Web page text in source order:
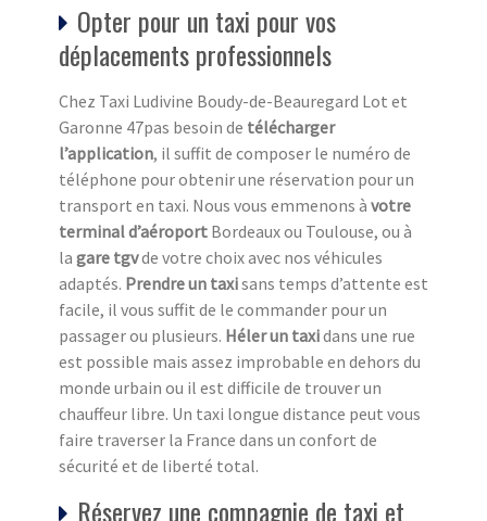
Opter pour un taxi pour vos
déplacements professionnels
Chez Taxi Ludivine Boudy-de-Beauregard Lot et
Garonne 47pas besoin de télécharger
l’application, il suffit de composer le numéro de
téléphone pour obtenir une réservation pour un
transport en taxi. Nous vous emmenons à votre
terminal d’aéroport Bordeaux ou Toulouse, ou à
la gare tgvde votre choix avec nos véhicules
adaptés. Prendre un taxisans temps d’attente est
facile, il vous suffit de le commander pour un
passager ou plusieurs. Héler un taxidans une rue
est possible mais assez improbable en dehors du
monde urbain ou il est difficile de trouver un
chauffeur libre. Un taxi longue distance peut vous
faire traverser la France dans un confort de
sécurité et de liberté total.
Réservez une compagnie de taxi et